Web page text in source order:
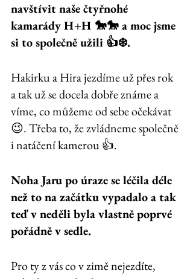
navštívit naše čtyřnohé
kamarády H+H 🐎🐎 a moc jsme
si to společně užili 👍❄️.
Hakirku a Hira jezdíme už přes rok
a tak už se docela dobře známe a
víme, co můžeme od sebe očekávat
😉. Třeba to, že zvládneme společně
i natáčení kamerou 👍.
Noha Jaru po úraze se léčila déle
než to na začátku vypadalo a tak
teď v neděli byla vlastně poprvé
pořádně v sedle.
Pro ty z vás co v zimě nejezdíte,